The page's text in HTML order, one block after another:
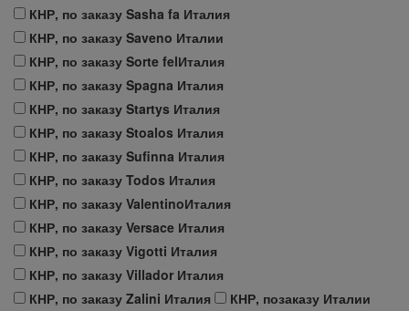
КНР, по заказу Sasha fa Италия
КНР, по заказу Saveno Италии
КНР, по заказу Sorte felИталия
КНР, по заказу Spagna Италия
КНР, по заказу Startys Италия
КНР, по заказу Stoalos Италия
КНР, по заказу Sufinna Италия
КНР, по заказу Todos Италия
КНР, по заказу ValentinoИталия
КНР, по заказу Versace Италия
КНР, по заказу Vigotti Италия
КНР, по заказу Villador Италия
КНР, по заказу Zalini Италия
КНР, позаказу Италии